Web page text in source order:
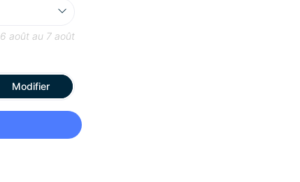
6 août au 7 août
Modifier